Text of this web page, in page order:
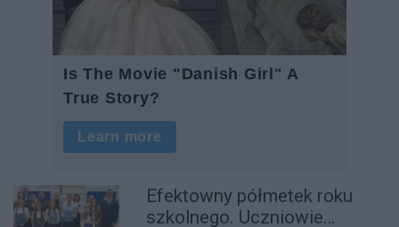
Efektowny półmetek roku
szkolnego. Uczniowie